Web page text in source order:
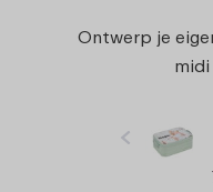
Ontwerp je